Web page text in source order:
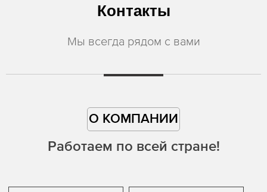
Контакты
Мы всегда рядом с вами
О КОМПАНИИ
Работаем по всей стране!